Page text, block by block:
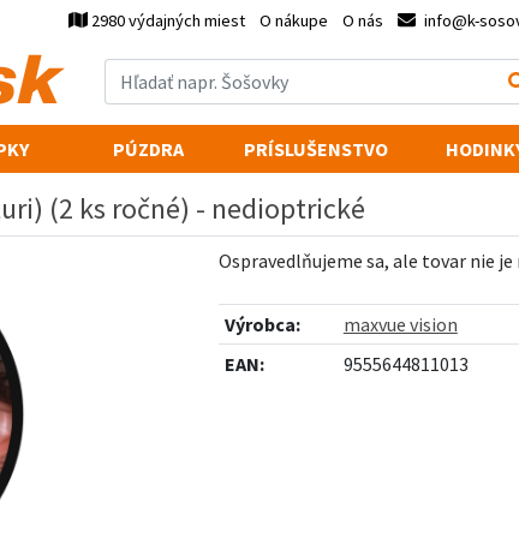
2980 výdajných miest O nákupe O nás info@k-
PÚZDRA PRÍSLUŠENSTVO
(2 ks ročné) - nedioptrické
Ospravedlňujeme sa, ale tovar nie
Výrobca:
maxvue vision
EAN:
9555644811013